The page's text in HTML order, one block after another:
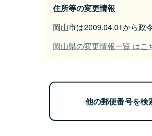
住所等の変更情報
岡山市は2009.04.01から政
岡山県の変更情報一覧 はこ
他の郵便番号を検